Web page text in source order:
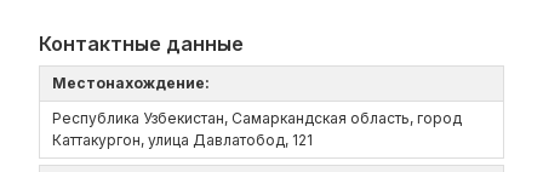
Контактные данные
Местонахождение:
Республика Узбекистан, Самаркандская область, город
Каттакургон, улица Давлатобод, 121